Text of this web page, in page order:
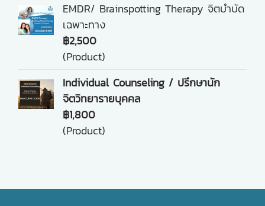
EMDR/ Brainspotting Therapy จิตบำบัด
เฉพาะทาง
฿2,500
(Product)
Individual Counseling / ปรึกษานัก
จิตวิทยารายบุคคล
฿1,800
(Product)